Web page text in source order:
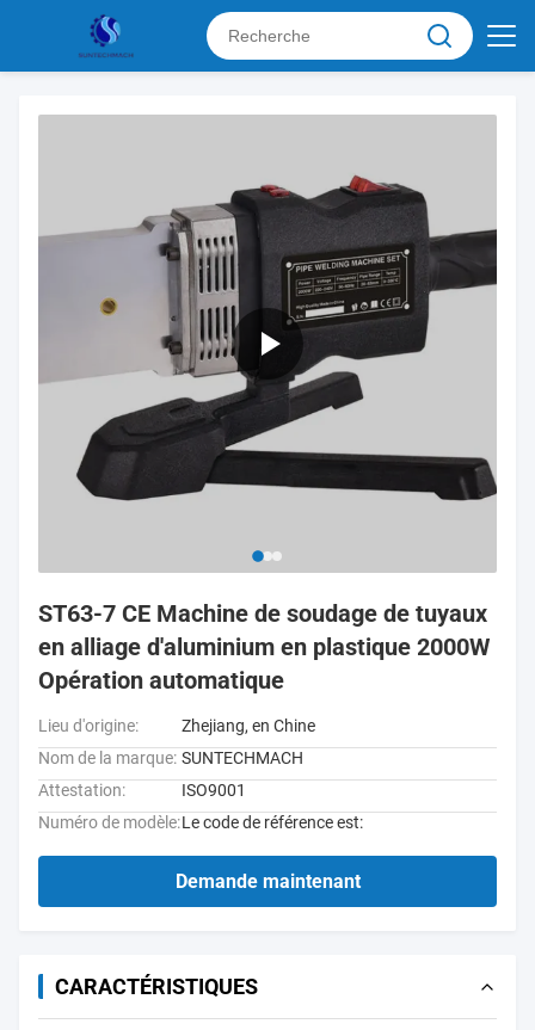
ST63-7 CE Machine de soudage de tuyaux
en alliage d'aluminium en plastique 2000W
Opération automatique
Lieu d'origine:
Zhejiang, en Chine
Nom de la marque: SUNTECHMACH
Attestation:
ISO9001
Numéro de modèle:Le code de référence est:
Demande maintenant
CARACTÉRISTIQUES